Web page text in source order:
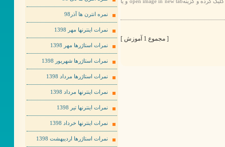
[ مجموع 1 آموزش ]
نمره انترن ها آذر98
نمرات اینترنها مهر 1398
نمرات استاژرها مهر 1398
نمرات استاژرها شهریور 1398
نمرات استاژرها مرداد 1398
نمرات اینترنها مرداد 1398
نمرات اینترنها تیر 1398
نمرات اینترنها خرداد 1398
نمرات استاژرها اردیبهشت 1398